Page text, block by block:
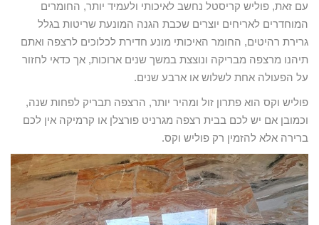
עם זאת, פוליש קריסטל נחשב לאיכותי ולעמיד יותר, החומרים
המוחדרים לאריחים יוצרים שכבת הגנה המונעת שריטות בגלל
גרירת רהיטים, החומר האיכותי מונע חדירת לכלוכים לרצפה ואתם
תיהנו מרצפה מבריקה ונוצצת במשך שנים ארוכות, אך כדאי לחזור
על הפעולה אחת לשלוש או ארבע שנים.
פוליש וקס הוא פתרון זול ומהיר יותר, הרצפה תבריק לפחות שנה,
וכמובן אם יש לכם בבית רצפה מגרניט פורצלן או קרמיקה אין לכם
ברירה אלא להזמין רק פוליש וקס.